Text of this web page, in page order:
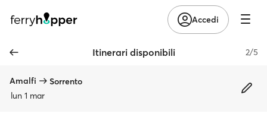
Accedi
Itinerari disponibili 2/5
Amalfi
Sorrento
lun 1 mar